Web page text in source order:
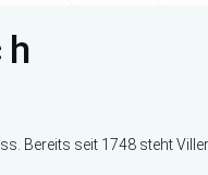
Bereits seit 1748 steht